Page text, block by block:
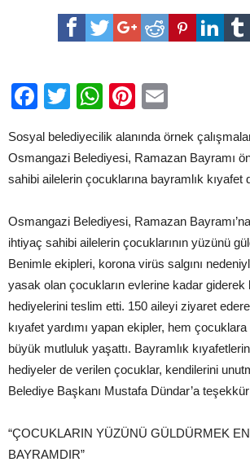
Osmangazi
Belediyesi’nden
Facebook
TwitterWhatsApp
Pinterest
Sosyal belediyecilik alanında örnek
Osmangazi Belediyesi, Ramazan Bayramı
sahibi ailelerin çocuklarına bayramlık kıyafet
Osmangazi Belediyesi, Ramazan
ihtiyaç sahibi ailelerin çocuklarının yüzünü
Benimle ekipleri, korona virüs salgını
yasak olan çocukların evlerine kadar giderek
hediyelerini teslim etti. 150 aileyi ziyaret
kıyafet yardımı yapan ekipler, hem
büyük mutluluk yaşattı. Bayramlık
hediyeler de verilen çocuklar, kendilerini
Belediye Başkanı Mustafa Dündar’a
“ÇOCUKLARIN YÜZÜNÜ GÜLDÜRMEK
BAYRAMDIR”